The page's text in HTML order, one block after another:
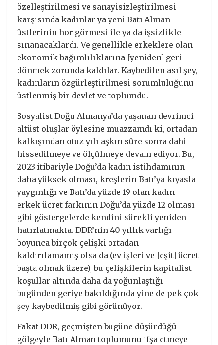
özelleştirilmesi ve sanayisizleştirilmesi
karşısında kadınlar ya yeni Batı Alman
üstlerinin hor görmesi ile ya da işsizlikle
sınanacaklardı. Ve genellikle erkeklere olan
ekonomik bağımlılıklarına [yeniden] geri
dönmek zorunda kaldılar. Kaybedilen asıl şey,
kadınların özgürleştirilmesi sorumluluğunu
üstlenmiş bir devlet ve toplumdu.
Sosyalist Doğu Almanya’da yaşanan devrimci
altüst oluşlar öylesine muazzamdı ki, ortadan
kalkışından otuz yılı aşkın süre sonra dahi
hissedilmeye ve ölçülmeye devam ediyor. Bu,
2023 itibariyle Doğu’da kadın istihdamının
daha yüksek olması, kreşlerin Batı’ya kıyasla
yaygınlığı ve Batı’da yüzde 19 olan kadın-
erkek ücret farkının Doğu’da yüzde 12 olması
gibi göstergelerde kendini sürekli yeniden
hatırlatmakta. DDR’nin 40 yıllık varlığı
boyunca birçok çelişki ortadan
kaldırılamamış olsa da (ev işleri ve [eşit] ücret
başta olmak üzere), bu çelişkilerin kapitalist
koşullar altında daha da yoğunlaştığı
bugünden geriye bakıldığında yine de pek çok
şey kaybedilmiş gibi görünüyor.
Fakat DDR, geçmişten bugüne düşürdüğü
gölgeyle Batı Alman toplumunu ifşa etmeye